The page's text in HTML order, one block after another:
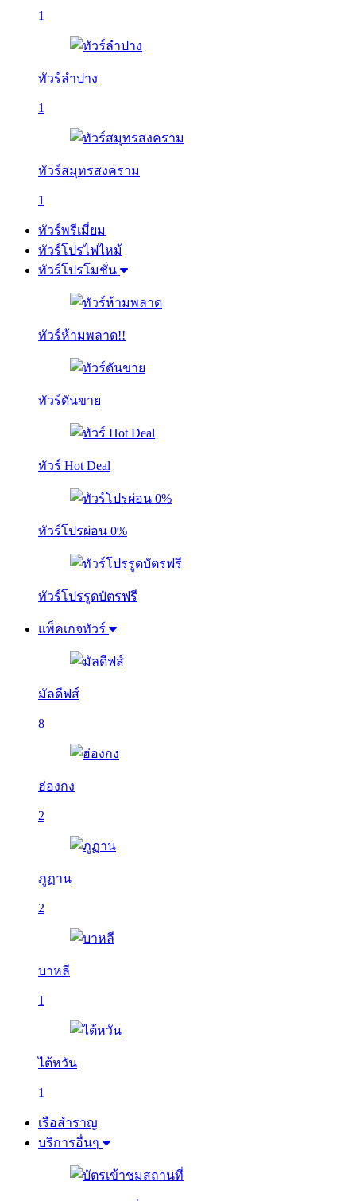
1
ทัวร์ลำปาง
1
ทัวร์สมุทรสงคราม
1
ทัวร์พรีเมี่ยม
ทัวร์โปรไฟไหม้
ทัวร์โปรโมชั่น
ทัวร์ห้ามพลาด!!
ทัวร์ดันขาย
ทัวร์ Hot Deal
ทัวร์โปรผ่อน 0%
ทัวร์โปรรูดบัตรฟรี
แพ็คเกจทัวร์
มัลดีฟส์
8
ฮ่องกง
2
ภูฏาน
2
บาหลี
1
ไต้หวัน
1
เรือสำราญ
บริการอื่นๆ